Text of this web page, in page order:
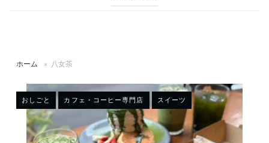
ホーム » 八女茶
おしごと カフェ・コーヒー専門店 スイーツ